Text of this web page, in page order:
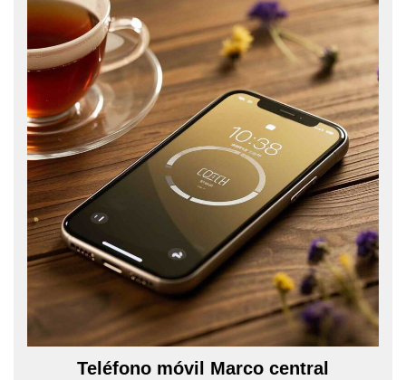
Teléfono móvil Marco central